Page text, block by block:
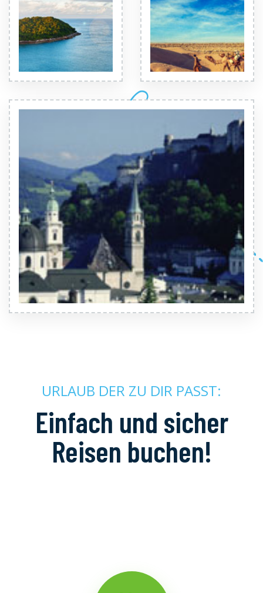
URLAUB DER ZU DIR PASST:
Einfach und sicher
Reisen buchen!